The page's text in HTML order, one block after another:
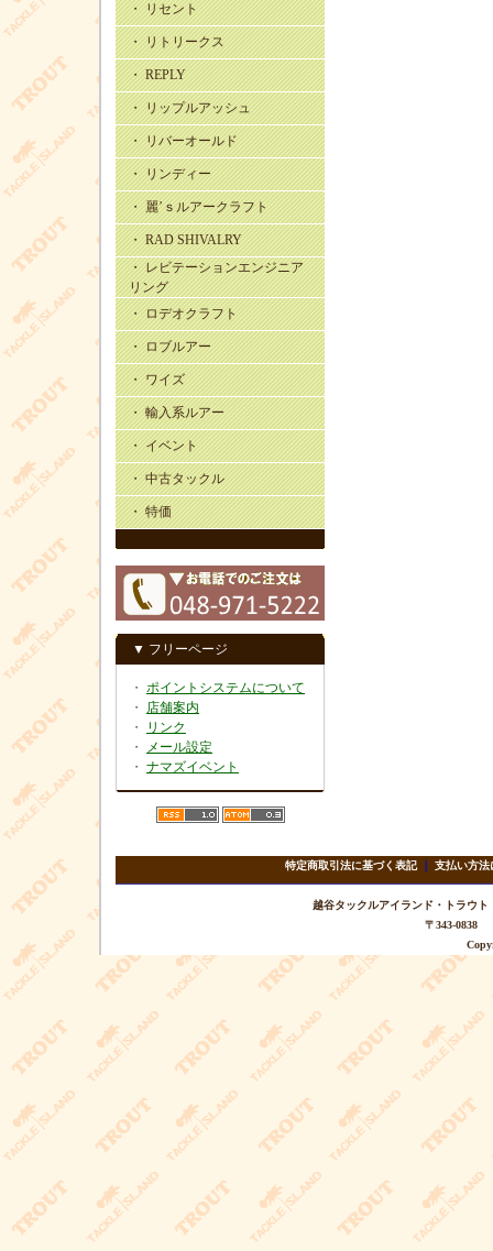
・ リセント
・ リトリークス
・ REPLY
・ リップルアッシュ
・ リバーオールド
・ リンディー
・ 麗’ｓルアークラフト
・ RAD SHIVALRY
・ レビテーションエンジニア
リング
・ ロデオクラフト
・ ロブルアー
・ ワイズ
・ 輸入系ルアー
・ イベント
・ 中古タックル
・ 特価
▼ フリーページ
・ ポイントシステムについて
・ 店舗案内
・
リンク
・
メール設定
・ ナマズイベント
特定商取引法に基づく表記｜ 支払い方法
越谷タックルアイランド・トラ
〒343-0838